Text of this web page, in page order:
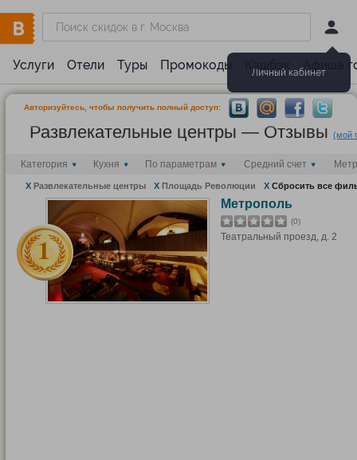
Личный кабинет
Услуги Отели Туры Промокоды Кэшбэк Афиша
Авторизуйтесь, чтобы получить полный доступ:
Развлекательные центры — Отзывы (мой
Категория Кухня По параметрам Средний счет
X Развлекательные центры X Площадь Революции X Сбросить все
Метрополь
(0)
Театральный проезд, д. 2